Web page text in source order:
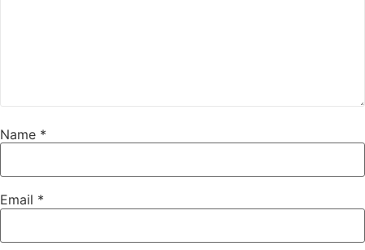
Name *
Email *